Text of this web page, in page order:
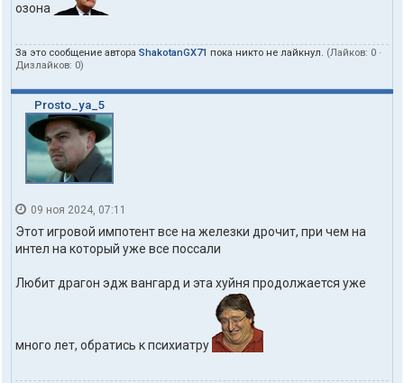
озона
За это сообщение автора ShakotanGX71 пока никто не лайкнул. (Лайков: 0 ·
Дизлайков: 0)
Prosto_ya_5
09 ноя 2024, 07:11
Этот игровой импотент все на железки дрочит, при чем на
интел на который уже все поссали
Любит драгон эдж вангард и эта хуйня продолжается уже
много лет, обратись к психиатру